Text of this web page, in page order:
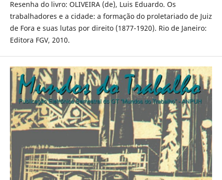
Resenha do livro: OLIVEIRA (de), Luis Eduardo. Os
trabalhadores e a cidade: a formação do proletariado de Juiz
de Fora e suas lutas por direito (1877-1920). Rio de Janeiro:
Editora FGV, 2010.